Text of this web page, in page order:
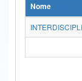
Ministério da Ciência,
Ministério do Meio
Nome